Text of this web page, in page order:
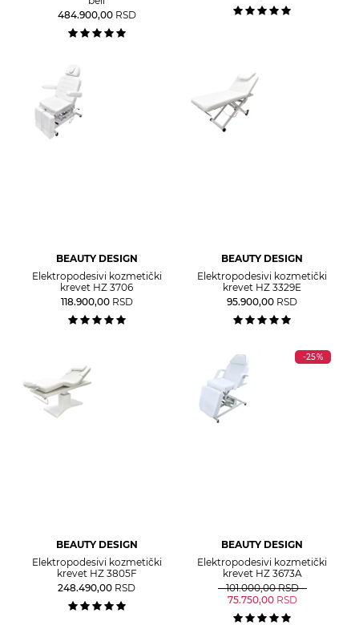
484.900,00 RSD
BEAUTY DESIGN
Elektropodesivi kozmetički
krevet HZ 3706
118.900,00 RSD
BEAUTY DESIGN
Elektropodesivi kozmetički
krevet HZ 3329E
95.900,00 RSD
BEAUTY DESIGN
Elektropodesivi kozmetički
krevet HZ 3805F
248.490,00 RSD
-25%
BEAUTY DESIGN
Elektropodesivi kozmetički
krevet HZ 3673A
101.000,00 RSD
75.750,00 RSD